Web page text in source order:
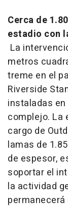
Cerca de
estadio con
La
metros
treme en el
Riverside
instaladas
complejo. La
cargo de
lamas de
de espesor,
soportar el
la actividad